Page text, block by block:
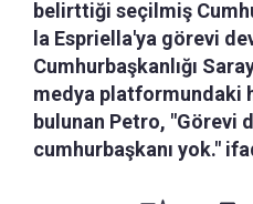
belirttiği seçilmiş
la Espriella'ya görevi
Cumhurbaşkanlığı
medya platformundaki
bulunan Petro, "Görevi
cumhurbaşkanı yok."